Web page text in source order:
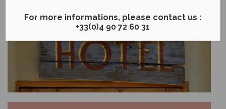
For more informations, please contact us :
+33(0)4 90 72 60 31